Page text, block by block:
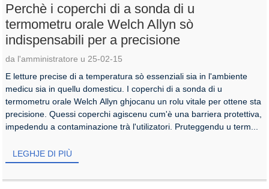
Perchè i coperchi di a sonda di u
termometru orale Welch Allyn sò
indispensabili per a precisione
da l'amministratore u 25-02-15
E letture precise di a temperatura sò essenziali sia in l'ambiente
medicu sia in quellu domesticu. I coperchi di a sonda di u
termometru orale Welch Allyn ghjocanu un rolu vitale per ottene sta
precisione. Quessi coperchi agiscenu cum'è una barriera protettiva,
impedendu a contaminazione trà l'utilizatori. Pruteggendu u term...
LEGHJE DI PIÙ